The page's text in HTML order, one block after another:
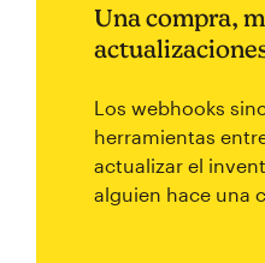
Una compra,
Los webhooks
herramientas
actualizar el
alguien hace una